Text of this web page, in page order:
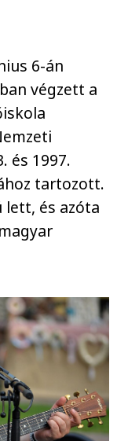
6-án
végzett a
és 1997.
tartozott.
lett, és azóta